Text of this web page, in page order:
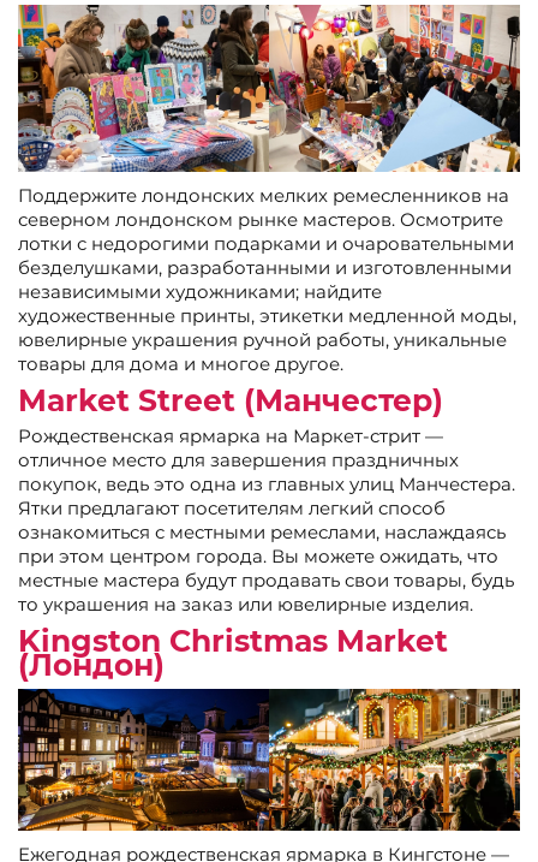
Поддержите лондонских мелких ремесленников на
северном лондонском рынке мастеров. Осмотрите
лотки с недорогими подарками и очаровательными
безделушками, разработанными и изготовленными
независимыми художниками; найдите
художественные принты, этикетки медленной моды,
ювелирные украшения ручной работы, уникальные
товары для дома и многое другое.
Market Street (Манчестер)
Рождественская ярмарка на Маркет-стрит —
отличное место для завершения праздничных
покупок, ведь это одна из главных улиц Манчестера.
Ятки предлагают посетителям легкий способ
ознакомиться с местными ремеслами, наслаждаясь
при этом центром города. Вы можете ожидать, что
местные мастера будут продавать свои товары, будь
то украшения на заказ или ювелирные изделия.
Kingston Christmas Market
(Лондон)
Ежегодная рождественская ярмарка в Кингстоне —